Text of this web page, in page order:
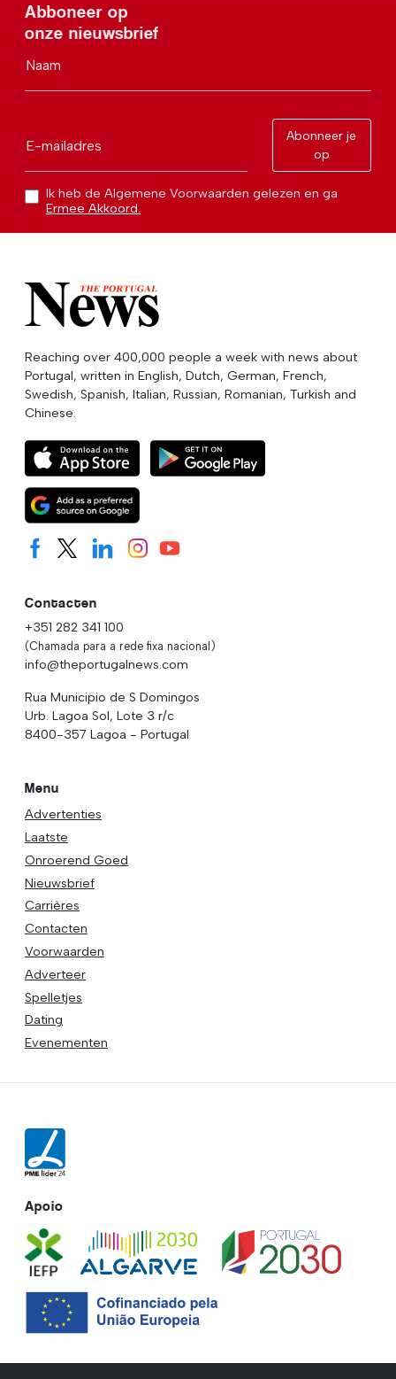
Abboneer op
onze nieuwsbrief
Naam
E-mailadres
Abonneer je
op
Ik heb de Algemene Voorwaarden gelezen en ga
Ermee Akkoord.
Reaching over 400,000 people a week with news about
Portugal, written in English, Dutch, German, French,
Swedish, Spanish, Italian, Russian, Romanian, Turkish and
Chinese.
Contacten
+351 282 341 100
(Chamada para a rede fixa nacional)
info@theportugalnews.com
Rua Municipio de S Domingos
Urb. Lagoa Sol, Lote 3 r/c
8400-357 Lagoa - Portugal
Menu
Advertenties
Laatste
Onroerend Goed
Nieuwsbrief
Carrières
Contacten
Voorwaarden
Adverteer
Spelletjes
Dating
Evenementen
Apoio